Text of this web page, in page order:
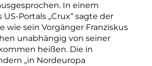
In einem
Portals „Crux“ sagte der
wie sein Vorgänger Franziskus
unabhängig von seiner
heißen. Die in
„in Nordeuropa